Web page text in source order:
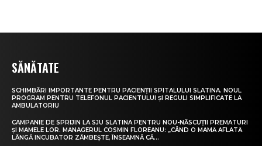
SĂNĂTATE
SCHIMBĂRI IMPORTANTE PENTRU PACIENȚII SPITALULUI SLATINA. NOUL
PROGRAM PENTRU TELEFONUL PACIENTULUI ȘI REGULI SIMPLIFICATE LA
AMBULATORIU
CAMPANIE DE SPRIJIN LA SJU SLATINA PENTRU NOU-NĂSCUȚII PREMATURI
ȘI MAMELE LOR. MANAGERUL COSMIN FLOREANU: „CÂND O MAMĂ AFLATĂ
LÂNGĂ INCUBATOR ZÂMBEȘTE, ÎNSEAMNĂ CĂ...